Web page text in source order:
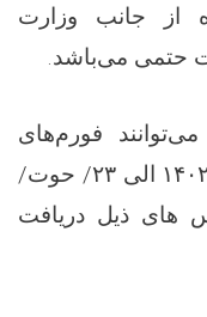
از جانب وزارت
حتمی می‌باشد.
فورم‌های
درخواستی را از تاریخ ۱۳/ حوت/ ۱۴۰۲ الی ۲۳/ حوت/
های ذیل دریافت